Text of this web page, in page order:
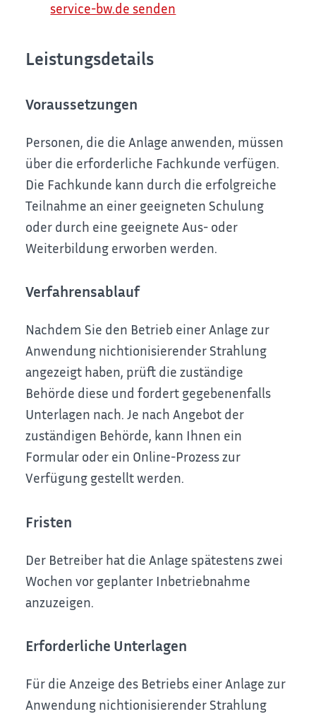
service-bw.de senden
Leistungsdetails
Voraussetzungen
Personen, die die Anlage anwenden, müssen
über die erforderliche Fachkunde verfügen.
Die Fachkunde kann durch die erfolgreiche
Teilnahme an einer geeigneten Schulung
oder durch eine geeignete Aus- oder
Weiterbildung erworben werden.
Verfahrensablauf
Nachdem Sie den Betrieb einer Anlage zur
Anwendung nichtionisierender Strahlung
angezeigt haben, prüft die zuständige
Behörde diese und fordert gegebenenfalls
Unterlagen nach. Je nach Angebot der
zuständigen Behörde, kann Ihnen ein
Formular oder ein Online-Prozess zur
Verfügung gestellt werden.
Fristen
Der Betreiber hat die Anlage spätestens zwei
Wochen vor geplanter Inbetriebnahme
anzuzeigen.
Erforderliche Unterlagen
Für die Anzeige des Betriebs einer Anlage zur
Anwendung nichtionisierender Strahlung